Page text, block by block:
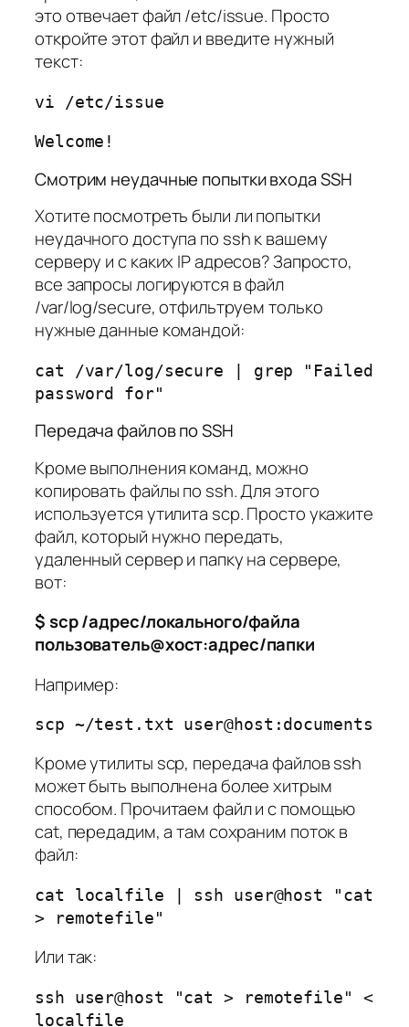
это отвечает файл /etc/issue. Просто
откройте этот файл и введите нужный
текст:
vi /etc/issue
Welcome!
Смотрим неудачные попытки входа SSH
Хотите посмотреть были ли попытки
неудачного доступа по ssh к вашему
серверу и с каких IP адресов? Запросто,
все запросы логируются в файл
/var/log/secure, отфильтруем только
нужные данные командой:
cat /var/log/secure | grep "Failed
password for"
Передача файлов по SSH
Кроме выполнения команд, можно
копировать файлы по ssh. Для этого
используется утилита scp. Просто укажите
файл, который нужно передать,
удаленный сервер и папку на сервере,
вот:
$ scp /адрес/локального/файла
пользователь@хост:адрес/папки
Например:
scp ~/test.txt user@host:documents
Кроме утилиты scp, передача файлов ssh
может быть выполнена более хитрым
способом. Прочитаем файл и с помощью
cat, передадим, а там сохраним поток в
файл:
cat localfile | ssh user@host "cat
> remotefile"
Или так:
ssh user@host "cat > remotefile" <
localfile